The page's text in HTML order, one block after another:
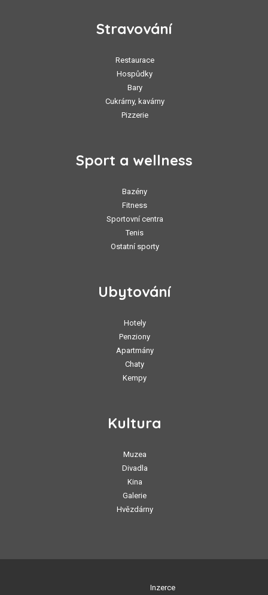
Stravování
Restaurace
Hospůdky
Bary
Cukrárny, kavárny
Pizzerie
Sport a wellness
Bazény
Fitness
Sportovní centra
Tenis
Ostatní sporty
Ubytování
Hotely
Penziony
Apartmány
Chaty
Kempy
Kultura
Muzea
Divadla
Kina
Galerie
Hvězdárny
Inzerce